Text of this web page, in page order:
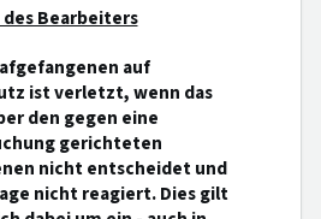
Bearbeiters
auf
ist verletzt, wenn das
den gegen eine
gerichteten
nicht entscheidet und
nicht reagiert. Dies gilt